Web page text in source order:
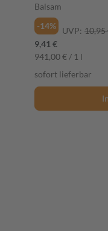
Balsam
-14%
UVP: 10,95
9,41 €
941,00 € / 1 l
sofort lieferbar